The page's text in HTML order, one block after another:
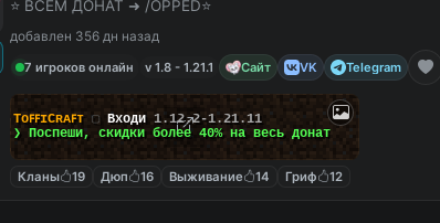
⭐ ВСЕМ ДОНАТ ➜ /OPPED⭐
добавлен 356 дн назад
7 игроков онлайн
v 1.8 - 1.21.1 Сайт VK Telegram
TᴏꜰꜰɪCʀᴀꜰᴛ ▢ Входи 1.12.2-1.21.11
❯ Поспеши, скидки более 40%на весь донат
Кланы 19 Дюп 16 Выживание 14 Гриф 12